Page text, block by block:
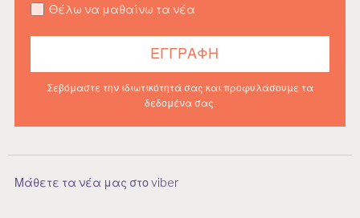
Θέλω να μαθαίνω τα νέα
Σεβόμαστε την ιδιωτικότητά σας και προφυλάσουμε τα
δεδομένα σας.
Μάθετε τα νέα μας στο viber